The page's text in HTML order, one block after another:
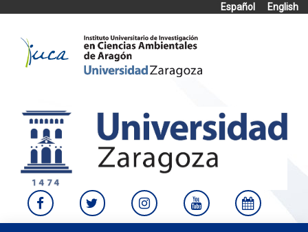
Español
English
content